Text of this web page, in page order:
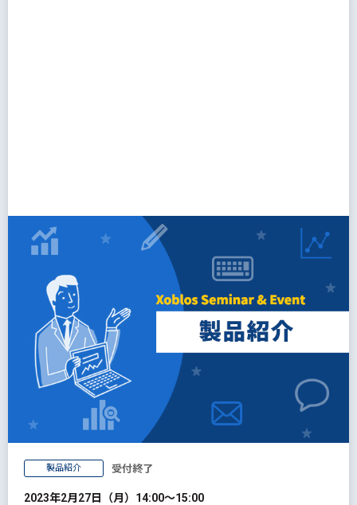
製品紹介 受付終了
2023年2月27日（月）14:00～15:00